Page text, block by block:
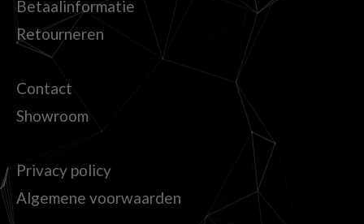
Betaalinformatie
Retourneren
Contact
Showroom
Privacy policy
Algemene voorwaarden